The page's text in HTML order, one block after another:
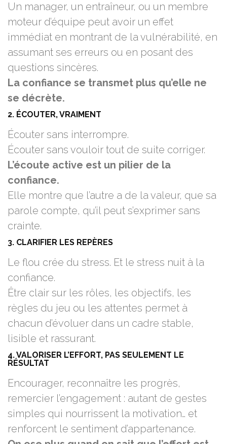
Un manager, un entraîneur, ou un membre
moteur d’équipe peut avoir un effet
immédiat en montrant de la vulnérabilité, en
assumant ses erreurs ou en posant des
questions sincères.
La confiance se transmet plus qu’elle ne
se décrète.
2. ÉCOUTER, VRAIMENT
Écouter sans interrompre.
Écouter sans vouloir tout de suite corriger.
L’écoute active est un pilier de la
confiance.
Elle montre que l’autre a de la valeur, que sa
parole compte, qu’il peut s’exprimer sans
crainte.
3. CLARIFIER LES REPÈRES
Le flou crée du stress. Et le stress nuit à la
confiance.
Être clair sur les rôles, les objectifs, les
règles du jeu ou les attentes permet à
chacun d’évoluer dans un cadre stable,
lisible et rassurant.
4. VALORISER L’EFFORT, PAS SEULEMENT LE
RÉSULTAT
Encourager, reconnaître les progrès,
remercier l’engagement : autant de gestes
simples qui nourrissent la motivation… et
renforcent le sentiment d’appartenance.